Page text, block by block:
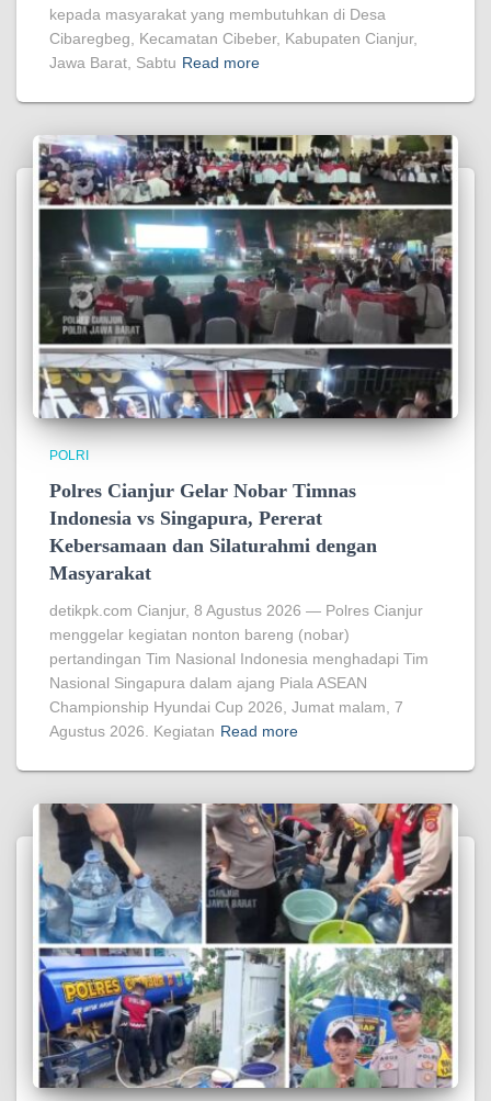
kepada masyarakat yang membutuhkan di Desa
Cibaregbeg, Kecamatan Cibeber, Kabupaten Cianjur,
Jawa Barat, Sabtu Read more
POLRI
Polres Cianjur Gelar Nobar Timnas
Indonesia vs Singapura, Pererat
Kebersamaan dan Silaturahmi dengan
Masyarakat
detikpk.com Cianjur, 8 Agustus 2026 — Polres Cianjur
menggelar kegiatan nonton bareng (nobar)
pertandingan Tim Nasional Indonesia menghadapi Tim
Nasional Singapura dalam ajang Piala ASEAN
Championship Hyundai Cup 2026, Jumat malam, 7
Agustus 2026. Kegiatan Read more